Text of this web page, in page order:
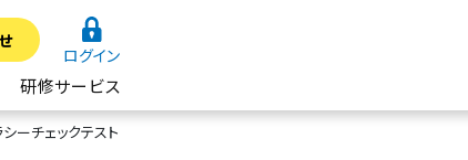
研修サービス
ログイン
ーチェックテスト